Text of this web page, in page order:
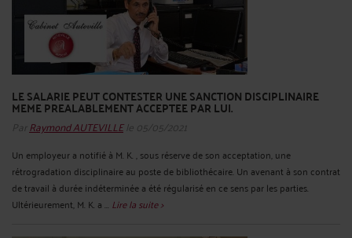
LE SALARIE PEUT CONTESTER UNE SANCTION DISCIPLINAIRE
MEME PREALABLEMENT ACCEPTEE PAR LUI.
Par Raymond AUTEVILLEle 05/05/2021
Un employeur a notifié à M. K. , sous réserve de son acceptation, une
rétrogradation disciplinaire au poste de bibliothécaire. Un avenant à son contrat
de travail à durée indéterminée a été régularisé en ce sens par les parties.
Ultérieurement, M. K. a ... Lire la suite >